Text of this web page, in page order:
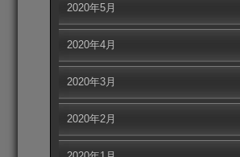
2020年5月
2020年4月
2020年3月
2020年2月